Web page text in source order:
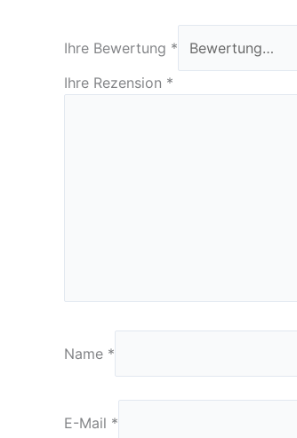
Ihre Bewertung *
Ihre Rezension *
Name *
E-Mail *